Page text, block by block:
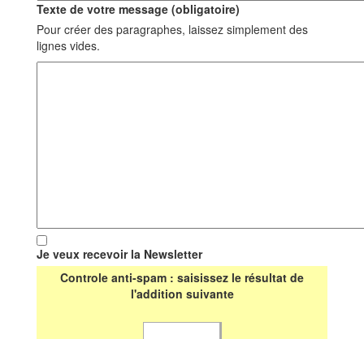
Texte de votre message (obligatoire)
Pour créer des paragraphes, laissez simplement des
lignes vides.
Je veux recevoir la Newsletter
Controle anti-spam : saisissez le résultat de
l'addition suivante